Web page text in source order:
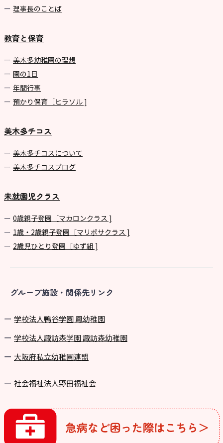
理事長のことば
教育と保育
美⽊多幼稚園の理想
園の1⽇
年間⾏事
預かり保育［ヒラソル ]
美木多チコス
美⽊多チコスについて
美⽊多チコスブログ
未就園児クラス
0歳親子登園［マカロンクラス ]
1歳・2歳親子登園［マリポサクラス ]
2歳児ひとり登園［ゆず組 ]
グループ施設・関係先リンク
学校法⼈鴨⾕学園 鳳幼稚園
学校法⼈諏訪森学園 諏訪森幼稚園
⼤阪府私⽴幼稚園連盟
社会福祉法人野田福祉会